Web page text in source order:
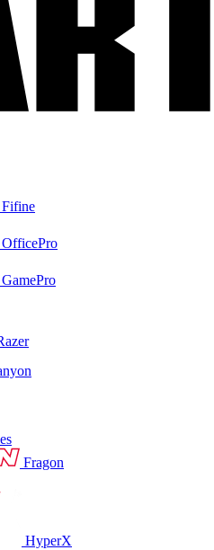
Fifine
OfficePro
GamePro
Fragon
HyperX